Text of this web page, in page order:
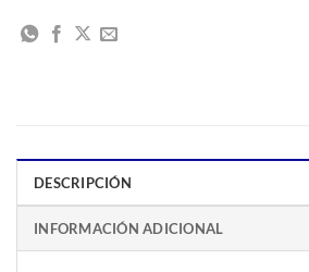
DESCRIPCIÓN
INFORMACIÓN ADICIONAL